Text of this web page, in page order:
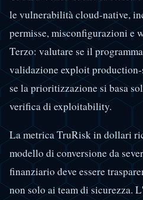
le vulnerabilità cloud-native,
permisse, misconfigurazioni e
Terzo: valutare se il
validazione exploit
se la prioritizzazione si basa
verifica di exploitability.
La metrica TruRisk in dollari
modello di conversione da
finanziario deve essere
non solo ai team di sicurezza.